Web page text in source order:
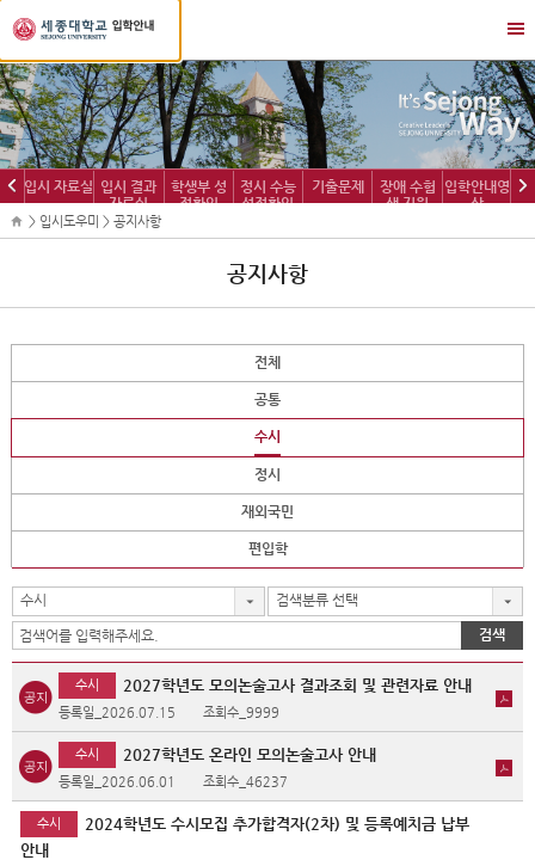
세
종
대
학
교
입
학
정
보
뉴
열
기/
닫
기
이
전
다
음
입시 자료실 입시 결과
자료실
학생부 성
적확인
정시 수능
성적확인
기출문제
장애 수험
생 지원
입학안내영
상
> 입시도우미 > 공지사항
공지사항
전체
공통
수시
정시
재외국민
편입학
수시 검색분류 선택
검색
수시 2027학년도 모의논술고사 결과조회 및 관련자료 안내
등록일_2026.07.15 조회수_9999
수시 2027학년도 온라인 모의논술고사 안내
등록일_2026.06.01 조회수_46237
수시
2024학년도 수시모집 추가합격자(2차) 및 등록예치금 납부
안내